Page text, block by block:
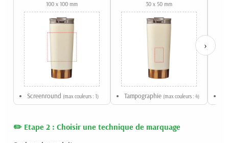
100 x 100 mm
Screenround (max couleurs : 1)
30 x 50 mm
Tampographie (max couleurs : 4)
›
Etape 2 : Choisir une technique de marquage